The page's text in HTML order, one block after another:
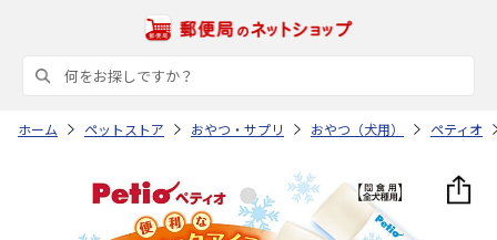
ホーム ペットストア おやつ・サプリ おやつ（犬用） ペティオ